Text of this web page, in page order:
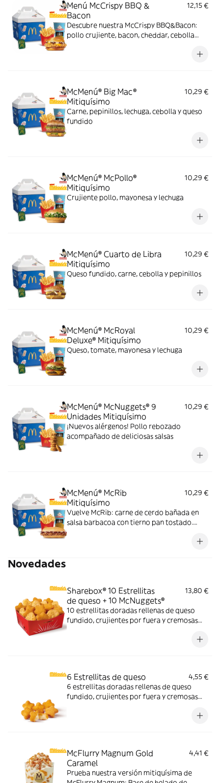
Menú McCrispy BBQ &
Bacon
12,15 €
Descubre nuestra McCrispy BBQ&Bacon:
pollo crujiente, bacon, cheddar, cebolla
harina de trigo con copos de patata. ¡Sabor
McMenú® Big Mac®
Mitiquísimo
10,29 €
Carne, pepinillos, lechuga, cebolla y queso
fundido
McMenú® McPollo®
Mitiquísimo
10,29 €
Crujiente pollo, mayonesa y lechuga
McMenú® Cuarto de Libra
Mitiquísimo
10,29 €
Queso fundido, carne, cebolla y pepinillos
McMenú® McRoyal
Deluxe® Mitiquísimo
10,29 €
Queso, tomate, mayonesa y lechuga
McMenú® McNuggets® 9
Unidades Mitiquísimo
10,29 €
¡Nuevos alérgenos! Pollo rebozado
acompañado de deliciosas salsas
McMenú® McRib
Mitiquísimo
10,29 €
Vuelve McRib: carne de cerdo bañada en
salsa barbacoa con tierno pan tostado.
Novedades
Sharebox® 10 Estrellitas
de queso + 10 McNuggets®
13,80 €
10 estrellitas doradas rellenas de queso
fundido, crujientes por fuera y cremosas
6 Estrellitas de queso
4,55 €
6 estrellitas doradas rellenas de queso
fundido, crujientes por fuera y cremosas
McFlurry Magnum Gold
Caramel
4,41 €
Prueba nuestra versión mitiquísima de